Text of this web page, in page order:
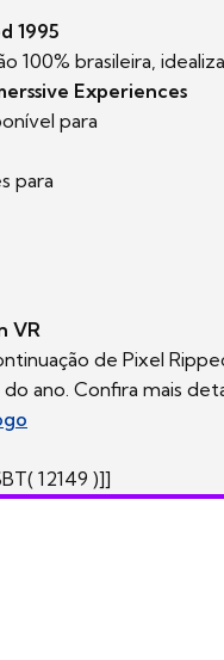
1995
100% brasileira,
Experiences
para
para
VR
de Pixel
ano. Confira mais
12149 )]]